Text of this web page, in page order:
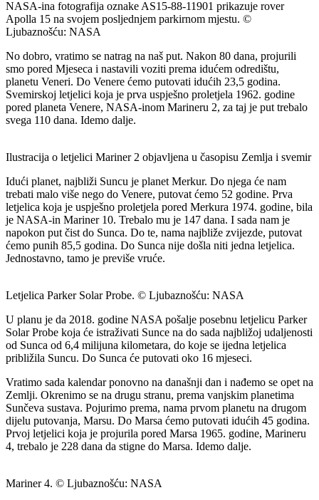
NASA-ina fotografija oznake AS15-88-11901 prikazuje rover
Apolla 15 na svojem posljednjem parkirnom mjestu. ©
Ljubaznošću: NASA
No dobro, vratimo se natrag na naš put. Nakon 80 dana, projurili
smo pored Mjeseca i nastavili voziti prema idućem odredištu,
planetu Veneri. Do Venere ćemo putovati idućih 23,5 godina.
Svemirskoj letjelici koja je prva uspješno proletjela 1962. godine
pored planeta Venere, NASA-inom Marineru 2, za taj je put trebalo
svega 110 dana. Idemo dalje.
Ilustracija o letjelici Mariner 2 objavljena u časopisu Zemlja i svemir
Idući planet, najbliži Suncu je planet Merkur. Do njega će nam
trebati malo više nego do Venere, putovat ćemo 52 godine. Prva
letjelica koja je uspješno proletjela pored Merkura 1974. godine, bila
je NASA-in Mariner 10. Trebalo mu je 147 dana. I sada nam je
napokon put čist do Sunca. Do te, nama najbliže zvijezde, putovat
ćemo punih 85,5 godina. Do Sunca nije došla niti jedna letjelica.
Jednostavno, tamo je previše vruće.
Letjelica Parker Solar Probe. © Ljubaznošću: NASA
U planu je da 2018. godine NASA pošalje posebnu letjelicu Parker
Solar Probe koja će istraživati Sunce na do sada najbližoj udaljenosti
od Sunca od 6,4 milijuna kilometara, do koje se ijedna letjelica
približila Suncu. Do Sunca će putovati oko 16 mjeseci.
Vratimo sada kalendar ponovno na današnji dan i nađemo se opet na
Zemlji. Okrenimo se na drugu stranu, prema vanjskim planetima
Sunčeva sustava. Pojurimo prema, nama prvom planetu na drugom
dijelu putovanja, Marsu. Do Marsa ćemo putovati idućih 45 godina.
Prvoj letjelici koja je projurila pored Marsa 1965. godine, Marineru
4, trebalo je 228 dana da stigne do Marsa. Idemo dalje.
Mariner 4. © Ljubaznošću: NASA